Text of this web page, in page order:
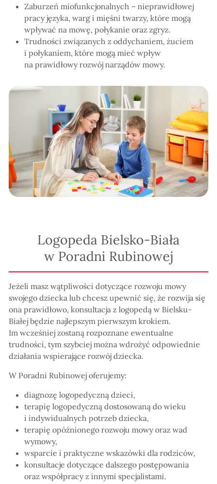
Zaburzeń miofunkcjonalnych – nieprawidłowej
pracy języka, warg i mięśni twarzy, które mogą
wpływać na mowę, połykanie oraz zgryz.
Trudności związanych z oddychaniem, żuciem
i połykaniem, które mogą mieć wpływ
na prawidłowy rozwój narządów mowy.
Logopeda Bielsko-Biała
w Poradni Rubinowej
Jeżeli masz wątpliwości dotyczące rozwoju mowy
swojego dziecka lub chcesz upewnić się, że rozwija się
ona prawidłowo, konsultacja z logopedą w Bielsku-
Białej będzie najlepszym pierwszym krokiem.
Im wcześniej zostaną rozpoznane ewentualne
trudności, tym szybciej można wdrożyć odpowiednie
działania wspierające rozwój dziecka.
W Poradni Rubinowej oferujemy:
diagnozę logopedyczną dzieci,
terapię logopedyczną dostosowaną do wieku
i indywidualnych potrzeb dziecka,
terapię opóźnionego rozwoju mowy oraz wad
wymowy,
wsparcie i praktyczne wskazówki dla rodziców,
konsultacje dotyczące dalszego postępowania
oraz współpracy z innymi specjalistami.